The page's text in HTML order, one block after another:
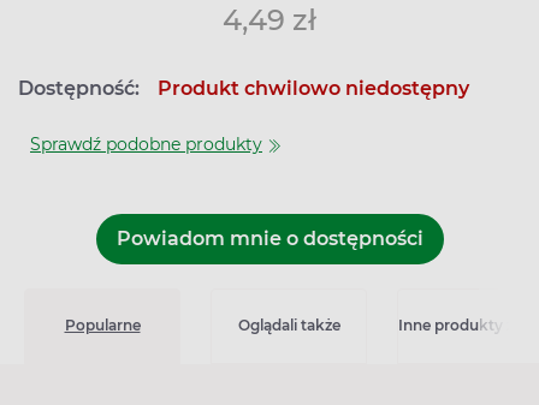
4,49 zł
Dostępność: Produkt chwilowo niedostępny
Sprawdź podobne produkty
Powiadom mnie o dostępności
Popularne Oglądali także Inne produkty z